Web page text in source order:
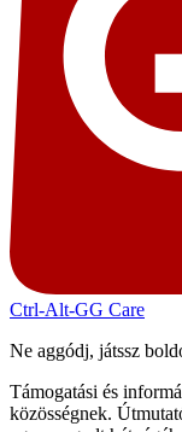
Ctrl-Alt-GG Care
Ne aggódj, játssz
Támogatási és
közösségnek.